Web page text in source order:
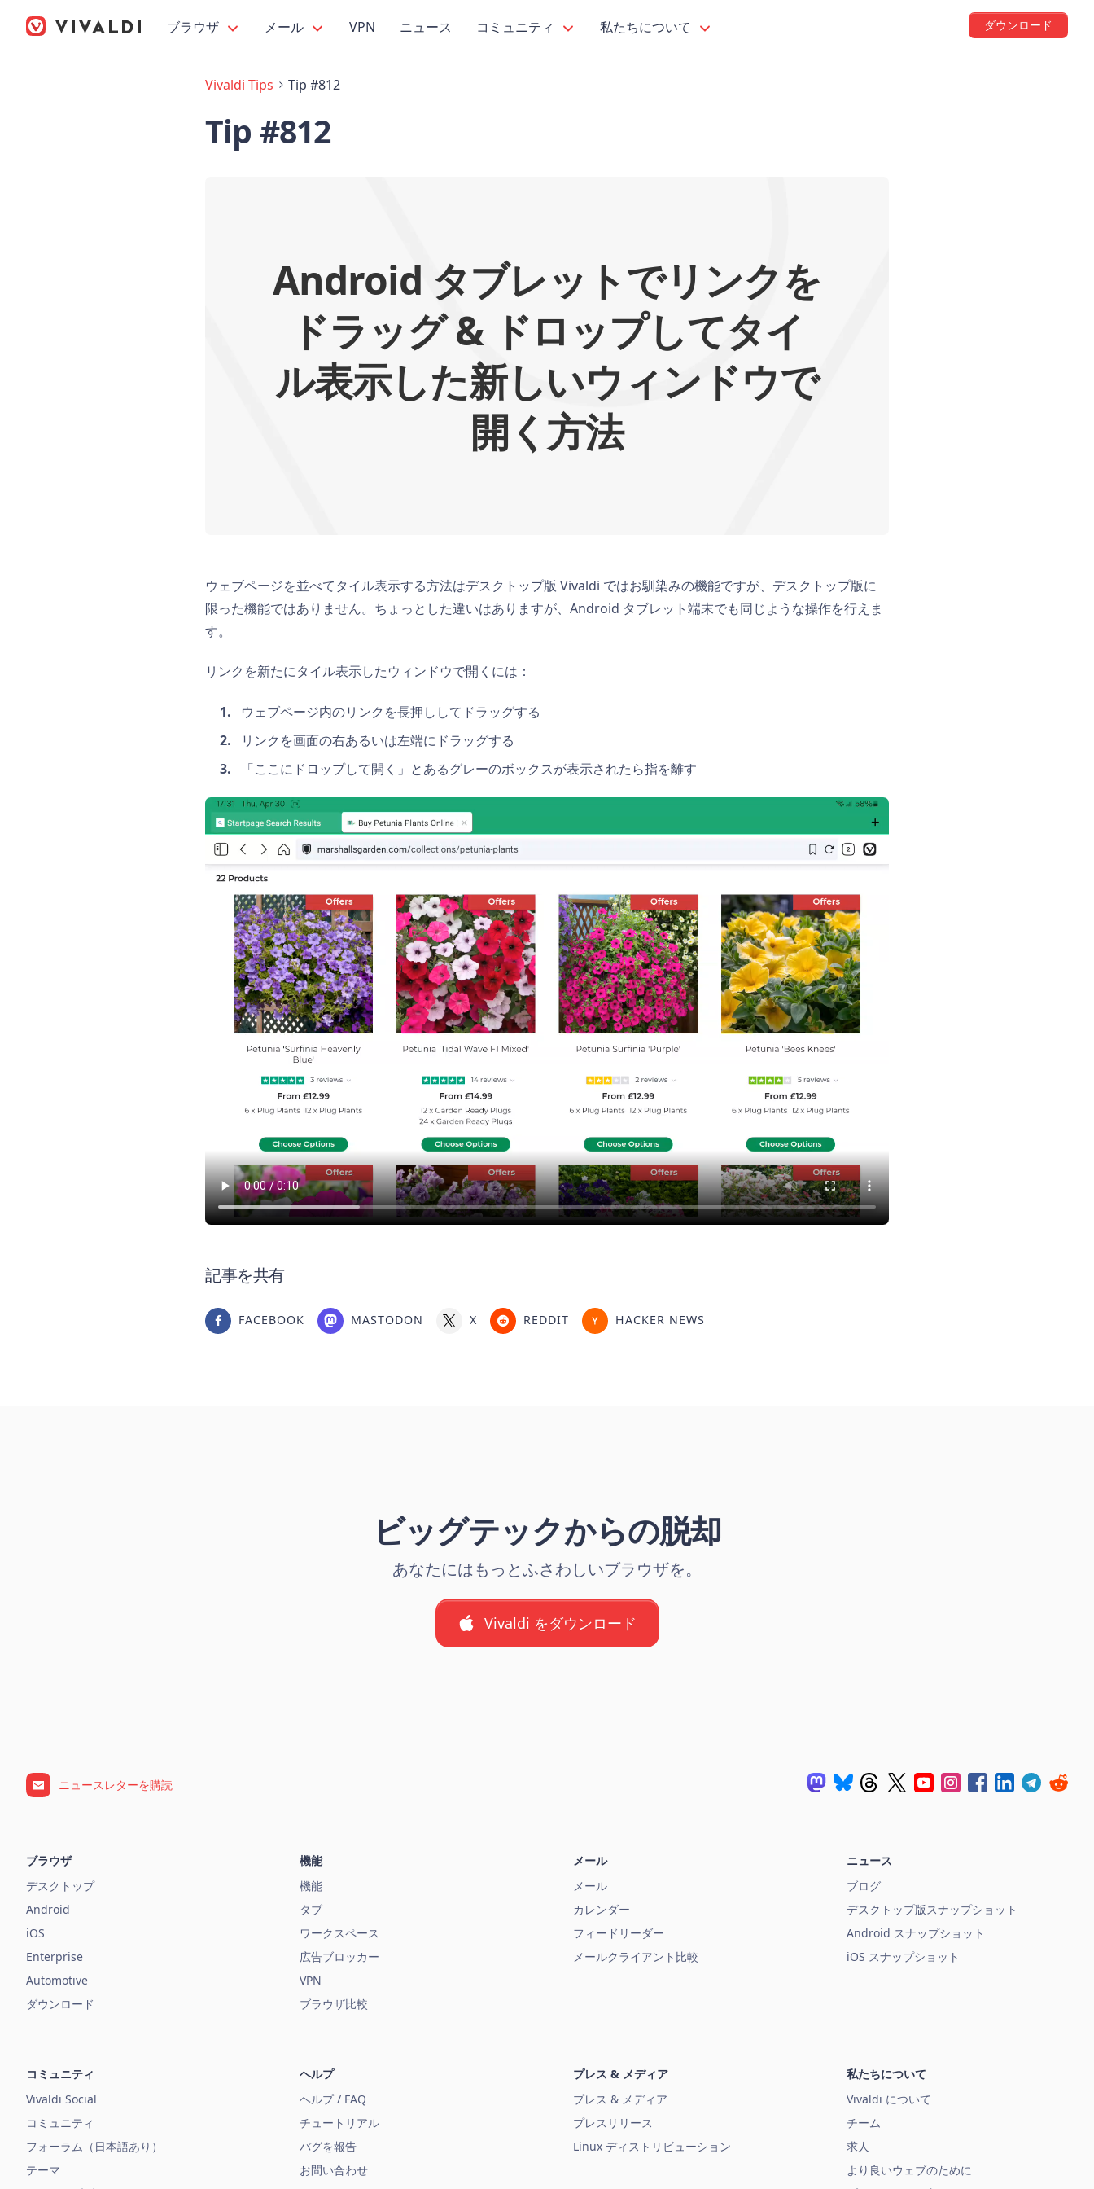
ブラウザ メール VPN ニュース コミュニティ 私たちについて ダウンロード
Vivaldi Tips Tip #812
Tip #812
Android タブレットでリンクを
ドラッグ & ドロップしてタイ
ル表示した新しいウィンドウで
開く方法
ウェブページを並べてタイル表示する方法はデスクトップ版 Vivaldi ではお馴染みの機能ですが、デスクトップ版に
限った機能ではありません。ちょっとした違いはありますが、Android タブレット端末でも同じような操作を行えま
す。
リンクを新たにタイル表示したウィンドウで開くには：
ウェブページ内のリンクを長押ししてドラッグする
リンクを画面の右あるいは左端にドラッグする
「ここにドロップして開く」とあるグレーのボックスが表示されたら指を離す
記事を共有
FACEBOOK MASTODON X REDDIT HACKER NEWS
ビッグテックからの脱却
あなたにはもっとふさわしいブラウザを。
Vivaldi をダウンロード
ニュースレターを購読
ブラウザ
デスクトップ
Android
iOS
Enterprise
Automotive
ダウンロード
機能
機能
タブ
ワークスペース
広告ブロッカー
VPN
ブラウザ比較
メール
メール
カレンダー
フィードリーダー
メールクライアント比較
ニュース
ブログ
デスクトップ版スナップショット
Android スナップショット
iOS スナップショット
コミュニティ
Vivaldi Social
コミュニティ
フォーラム（日本語あり）
テーマ
ヘルプ
ヘルプ / FAQ
チュートリアル
バグを報告
お問い合わせ
プレス & メディア
プレス & メディア
プレスリリース
Linux ディストリビューション
私たちについて
Vivaldi について
チーム
求人
より良いウェブのために